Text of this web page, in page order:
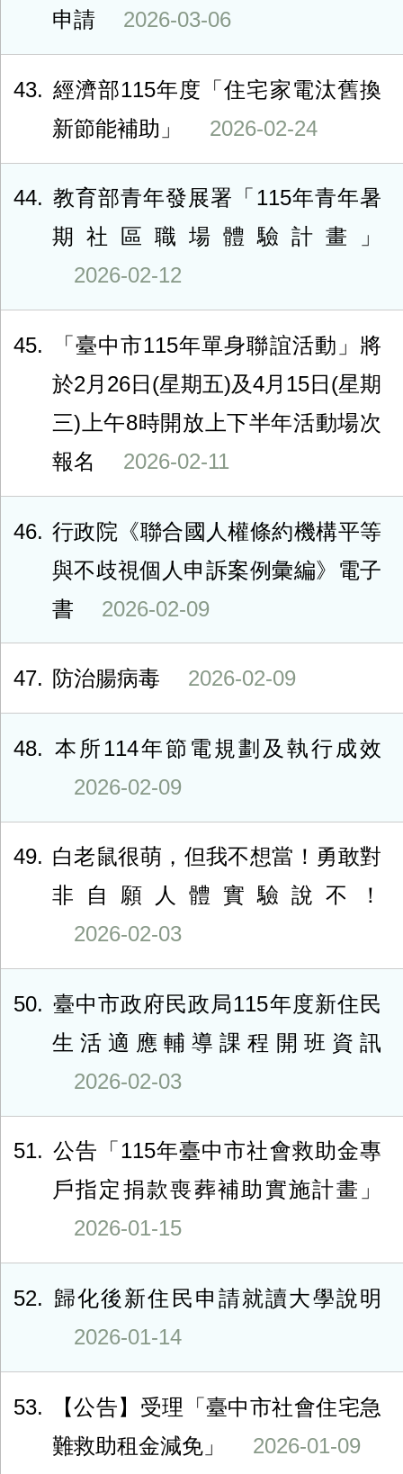
申請 2026-03-06
43
經濟部115年度「住宅家電汰舊換
新節能補助」
2026-02-24
44
教育部青年發展署「115年青年暑
期社區職場體驗計畫」
2026-02-12
45
「臺中市115年單身聯誼活動」將
於2月26日(星期五)及4月15日(星期
三)上午8時開放上下半年活動場次
報名
2026-02-11
46
行政院《聯合國人權條約機構平等
與不歧視個人申訴案例彙編》電子
書
2026-02-09
47 防治腸病毒 2026-02-09
48
本所114年節電規劃及執行成效
2026-02-09
49
白老鼠很萌，但我不想當！勇敢對
非自願人體實驗說不！
2026-02-03
50
臺中市政府民政局115年度新住民
生活適應輔導課程開班資訊
2026-02-03
51
公告「115年臺中市社會救助金專
戶指定捐款喪葬補助實施計畫」
2026-01-15
52
歸化後新住民申請就讀大學說明
2026-01-14
53
【公告】受理「臺中市社會住宅急
難救助租金減免」
2026-01-09